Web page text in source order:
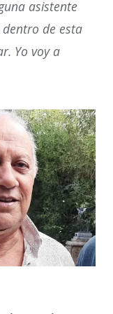
asistente
de esta
Yo voy a